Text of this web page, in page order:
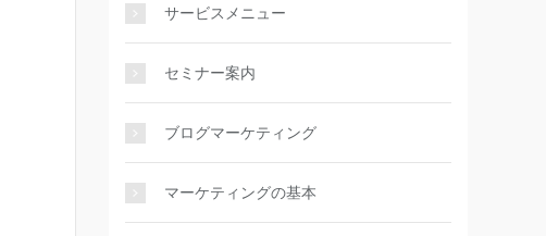
サービスメニュー
セミナー案内
ブログマーケティング
マーケティングの基本